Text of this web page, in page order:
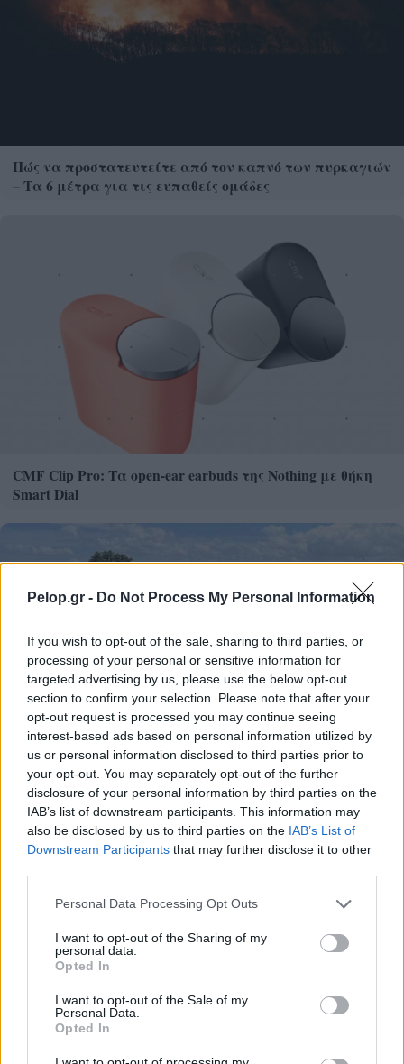
Pelop.gr - Do Not Process My Personal Information
If you wish to opt-out of the sale, sharing to third parties, or
processing of your personal or sensitive information for
targeted advertising by us, please use the below opt-out
section to confirm your selection. Please note that after your
opt-out request is processed you may continue seeing
interest-based ads based on personal information utilized by
us or personal information disclosed to third parties prior to
your opt-out. You may separately opt-out of the further
disclosure of your personal information by third parties on the
IAB’s list of downstream participants. This information may
also be disclosed by us to third parties on the IAB’s List of
Downstream Participants that may further disclose it to other
Please note that this website/app uses one or more Google
not limited to your visit or usage behaviour. You may click to
grant or deny consent to Google and its third-party tags to
use your data for below specified purposes in below Google
consent section.
Personal Data Processing Opt Outs
I want to opt-out of the Sharing of my
personal data.
Opted In
I want to opt-out of the Sale of my
Personal Data.
Opted In
Πώς να προστατευτείτε από τον καπνό των πυρκαγιών
– Τα 6 μέτρα για τις ευπαθείς ομάδες
CMF Clip Pro: Τα open-ear earbuds της Nothing με θήκη
Smart Dial
Το 7ο Διεθνές Συνέδριο Αρχαία Ελίκη και Αιγιάλεια